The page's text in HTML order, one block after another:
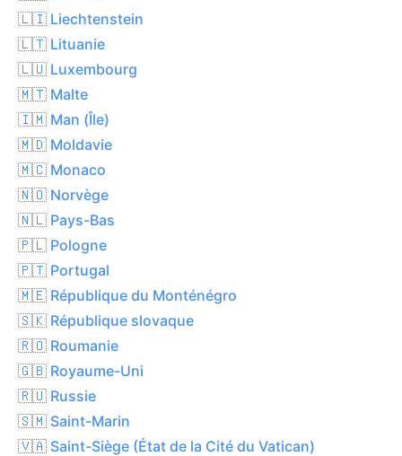
🇱🇮 Liechtenstein
🇱🇹 Lituanie
🇱🇺 Luxembourg
🇲🇹 Malte
🇮🇲 Man (Île)
🇲🇩 Moldavie
🇲🇨 Monaco
🇳🇴 Norvège
🇳🇱 Pays-Bas
🇵🇱 Pologne
🇵🇹 Portugal
🇲🇪 République du Monténégro
🇸🇰 République slovaque
🇷🇴 Roumanie
🇬🇧 Royaume-Uni
🇷🇺 Russie
🇸🇲 Saint-Marin
🇻🇦 Saint-Siège (État de la Cité du Vatican)